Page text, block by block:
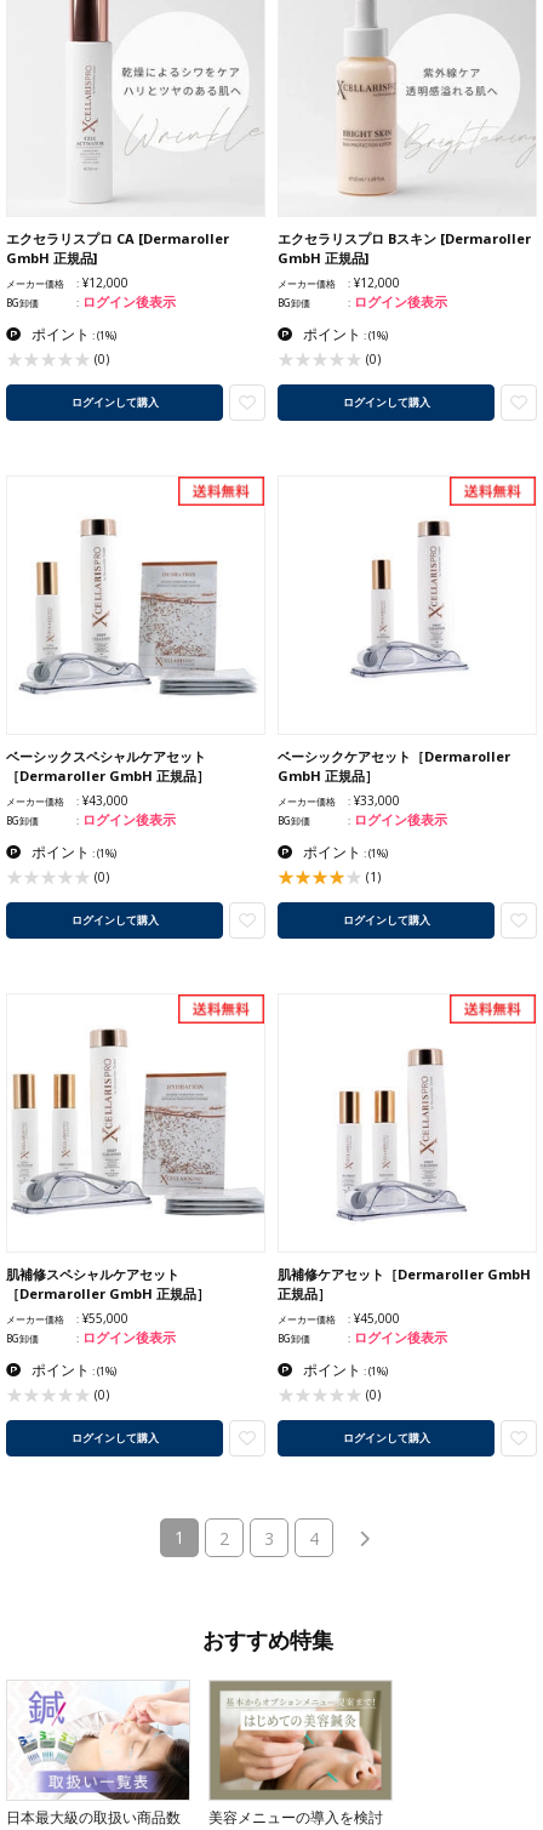
エクセラリスプロ CA [Dermaroller
GmbH 正規品]
メーカー価格 ¥12,000
BG卸価 ログイン後表示
ポイント :(1%)
(0)
ログインして購入
エクセラリスプロ Bスキン [Dermaroller
GmbH 正規品]
メーカー価格 ¥12,000
BG卸価 ログイン後表示
ポイント :(1%)
(0)
ログインして購入
ベーシックスペシャルケアセット
［Dermaroller GmbH 正規品］
メーカー価格 ¥43,000
BG卸価 ログイン後表示
ポイント :(1%)
(0)
ログインして購入
ベーシックケアセット［Dermaroller
GmbH 正規品］
メーカー価格 ¥33,000
BG卸価 ログイン後表示
ポイント :(1%)
(1)
ログインして購入
肌補修スペシャルケアセット
［Dermaroller GmbH 正規品］
メーカー価格 ¥55,000
BG卸価 ログイン後表示
ポイント :(1%)
(0)
ログインして購入
肌補修ケアセット［Dermaroller GmbH
正規品］
メーカー価格 ¥45,000
BG卸価 ログイン後表示
ポイント :(1%)
(0)
ログインして購入
1 (current)
2 3 4
おすすめ特集
日本最大級の取扱い商品数
美容メニューの導入を検討